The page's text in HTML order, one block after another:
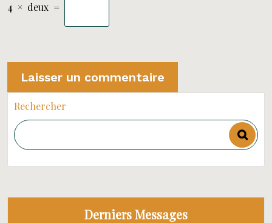
4 × deux =
Rechercher
Derniers Messages